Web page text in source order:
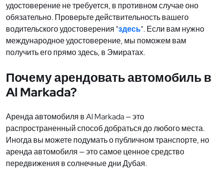
удостоверение не требуется, в противном случае оно
обязательно. Проверьте действительность вашего
водительского удостоверения "здесь". Если вам нужно
международное удостоверение, мы поможем вам
получить его прямо здесь, в Эмиратах.
Почему арендовать автомобиль в
Al Markada?
Аренда автомобиля в Al Markada — это
распространенный способ добраться до любого места.
Иногда вы можете подумать о публичном транспорте, но
аренда автомобиля — это самое ценное средство
передвижения в солнечные дни Дубая.